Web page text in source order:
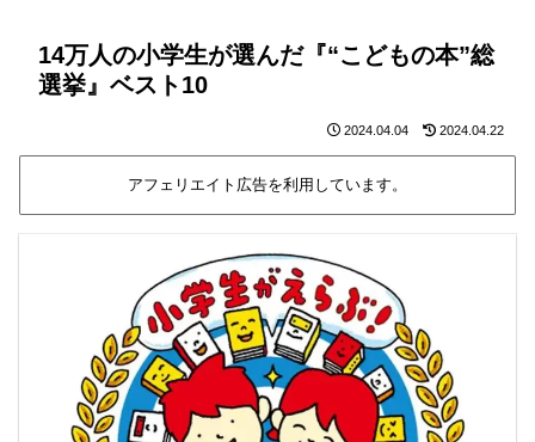
14万人の小学生が選んだ『“こどもの本”総
選挙』ベスト10
2024.04.04 2024.04.22
アフェリエイト広告を利用しています。